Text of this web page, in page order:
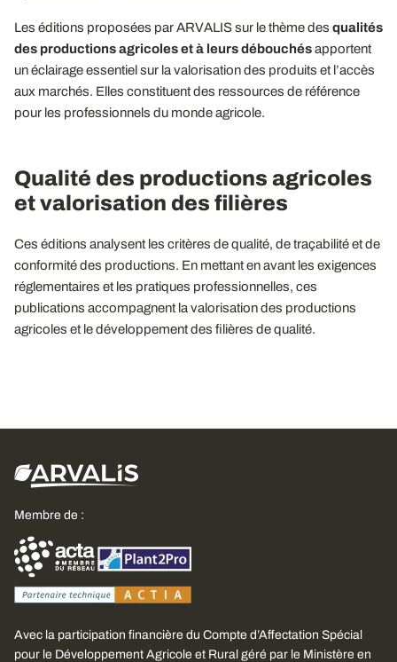
Les éditions proposées par ARVALIS sur le thème des qualités
des productions agricoles et à leurs débouchésapportent
un éclairage essentiel sur la valorisation des produits et l’accès
aux marchés. Elles constituent des ressources de référence
pour les professionnels du monde agricole.
Qualité des productions agricoles
et valorisation des filières
Ces éditions analysent les critères de qualité, de traçabilité et de
conformité des productions. En mettant en avant les exigences
réglementaires et les pratiques professionnelles, ces
publications accompagnent la valorisation des productions
agricoles et le développement des filières de qualité.
Membre de :
Avec la participation financière du Compte d’Affectation Spécial
pour le Développement Agricole et Rural géré par le Ministère en